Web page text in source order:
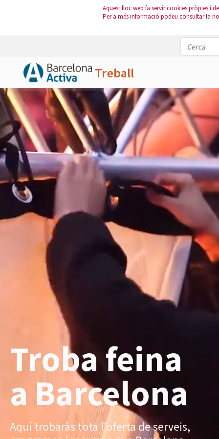
Aquest lloc web fa servir cookies pròpies i
Per a més informació podeu consultar la
Treball
Salta al contingut principal
Troba feina
a Barcelona
Aquí trobaràs tota l'oferta de serveis,